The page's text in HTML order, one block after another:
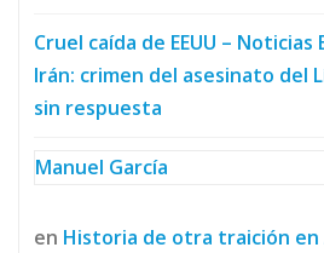
Cruel caída de EEUU –
Irán: crimen del asesinato del
sin respuesta
Manuel García
en Historia de otra traición en